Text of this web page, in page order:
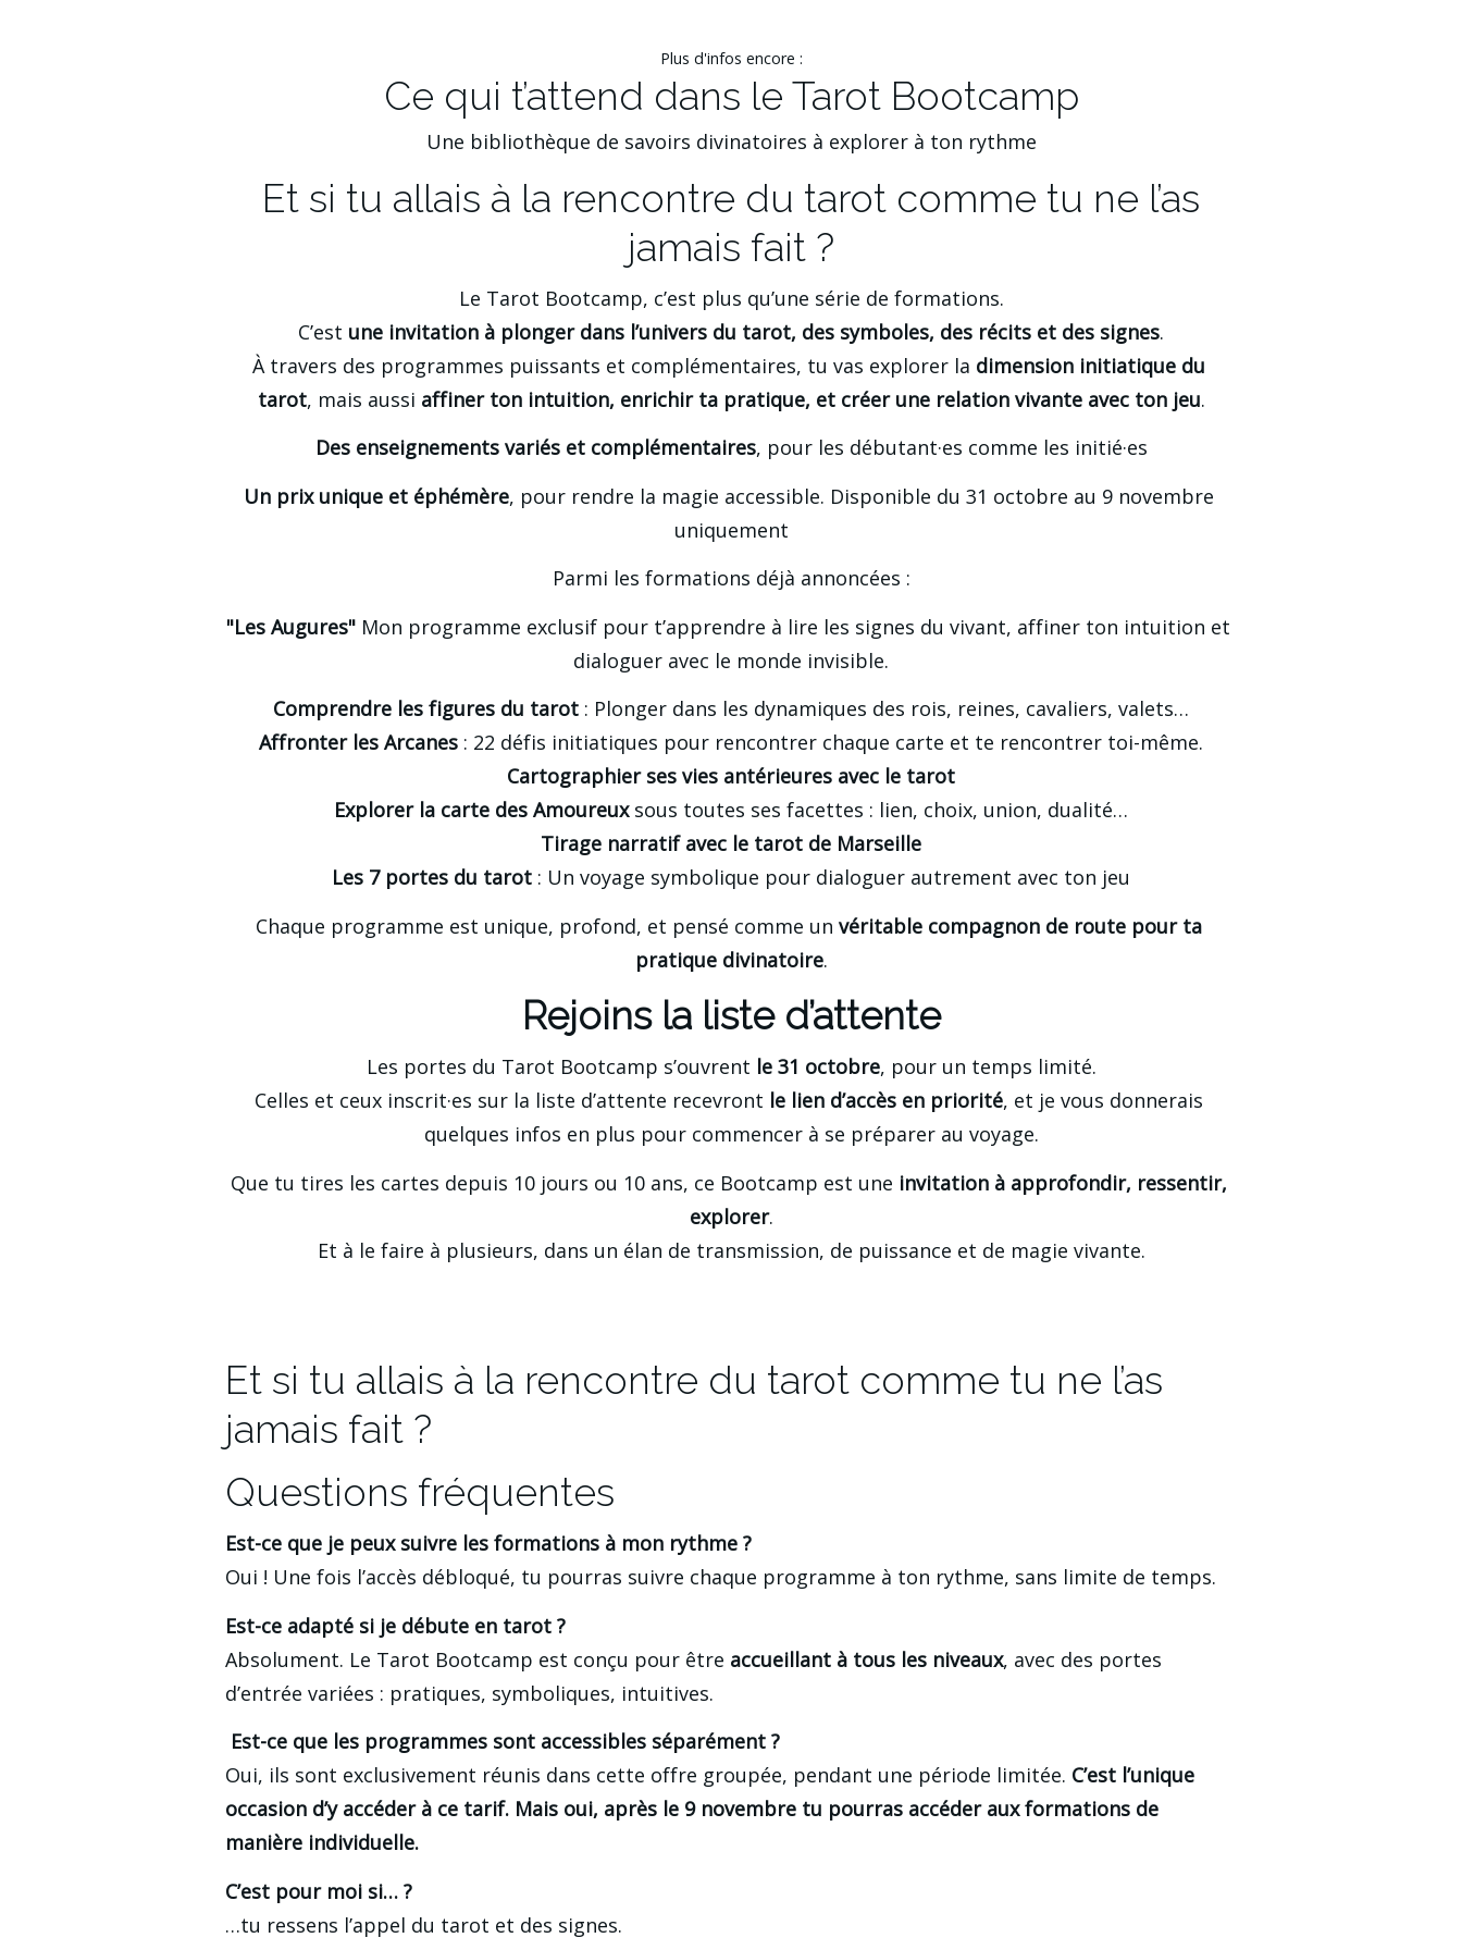
Plus d'infos encore :
Ce qui t’attend dans le Tarot Bootcamp
Une bibliothèque de savoirs divinatoires à explorer à ton rythme
Et si tu allais à la rencontre du tarot comme tu ne l’as
jamais fait ?
Le Tarot Bootcamp, c’est plus qu’une série de formations.
C’est une invitation à plonger dans l’univers du tarot, des symboles, des récits et des signes.
À travers des programmes puissants et complémentaires, tu vas explorer la dimension initiatique du
tarot, mais aussi affiner ton intuition, enrichir ta pratique, et créer une relation vivante avec ton jeu.
Des enseignements variés et complémentaires, pour les débutant·es comme les initié·es
Un prix unique et éphémère, pour rendre la magie accessible. Disponible du 31 octobre au 9 novembre
uniquement
Parmi les formations déjà annoncées :
"Les Augures" Mon programme exclusif pour t’apprendre à lire les signes du vivant, affiner ton intuition et
dialoguer avec le monde invisible.
Comprendre les figures du tarot : Plonger dans les dynamiques des rois, reines, cavaliers, valets…
Affronter les Arcanes : 22 défis initiatiques pour rencontrer chaque carte et te rencontrer toi-même.
Cartographier ses vies antérieures avec le tarot
Explorer la carte des Amoureux sous toutes ses facettes : lien, choix, union, dualité…
Tirage narratif avec le tarot de Marseille
Les 7 portes du tarot : Un voyage symbolique pour dialoguer autrement avec ton jeu
Chaque programme est unique, profond, et pensé comme un véritable compagnon de route pour ta
pratique divinatoire.
Rejoins la liste d’attente
Les portes du Tarot Bootcamp s’ouvrent le 31 octobre, pour un temps limité.
Celles et ceux inscrit·es sur la liste d’attente recevront le lien d’accès en priorité, et je vous donnerais
quelques infos en plus pour commencer à se préparer au voyage.
Que tu tires les cartes depuis 10 jours ou 10 ans, ce Bootcamp est une invitation à approfondir, ressentir,
explorer.
Et à le faire à plusieurs, dans un élan de transmission, de puissance et de magie vivante.
Et si tu allais à la rencontre du tarot comme tu ne l’as
jamais fait ?
Questions fréquentes
Est-ce que je peux suivre les formations à mon rythme ?
Oui ! Une fois l’accès débloqué, tu pourras suivre chaque programme à ton rythme, sans limite de temps.
Est-ce adapté si je débute en tarot ?
Absolument. Le Tarot Bootcamp est conçu pour être accueillant à tous les niveaux, avec des portes
d’entrée variées : pratiques, symboliques, intuitives.
Est-ce que les programmes sont accessibles séparément ?
Oui, ils sont exclusivement réunis dans cette offre groupée, pendant une période limitée. C’est l’unique
occasion d’y accéder à ce tarif. Mais oui, après le 9 novembre tu pourras accéder aux formations de
manière individuelle.
C’est pour moi si… ?
…tu ressens l’appel du tarot et des signes.